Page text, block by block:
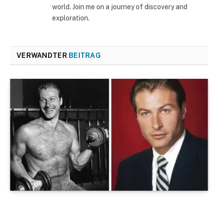
world. Join me on a journey of discovery and
exploration.
VERWANDTER BEITRAG